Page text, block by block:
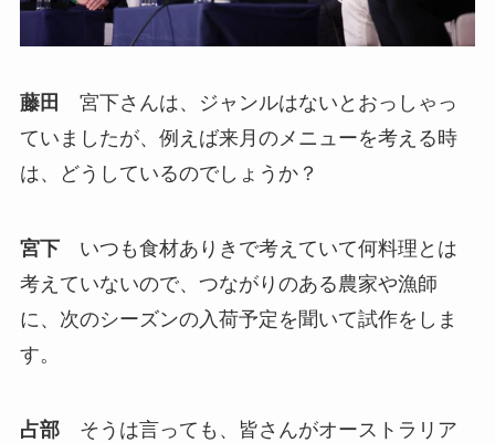
藤田
宮下さんは、ジャンルはないとおっしゃっ
ていましたが、例えば来月のメニューを考える時
は、どうしているのでしょうか？
宮下いつも食材ありきで考えていて何料理とは
考えていないので、つながりのある農家や漁師
に、次のシーズンの入荷予定を聞いて試作をしま
す。
占部そうは言っても、皆さんがオーストラリア